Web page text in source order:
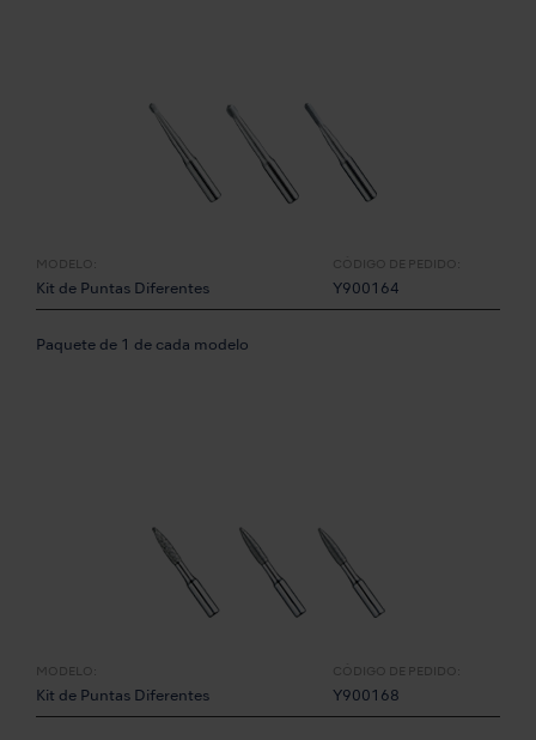
MODELO:
Kit de Puntas Diferentes
CÓDIGO DE PEDIDO:
Y900164
Paquete de 1 de cada modelo
MODELO:
Kit de Puntas Diferentes
CÓDIGO DE PEDIDO:
Y900168